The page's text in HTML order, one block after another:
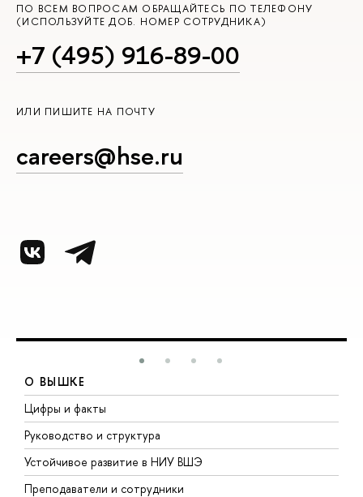
ПО ВСЕМ ВОПРОСАМ ОБРАЩАЙТЕСЬ ПО ТЕЛЕФОНУ
(ИСПОЛЬЗУЙТЕ ДОБ. НОМЕР СОТРУДНИКА)
+7 (495) 916-89-00
ИЛИ ПИШИТЕ НА ПОЧТУ
careers@hse.ru
О ВЫШКЕ
Цифры и факты
Руководство и структура
Устойчивое развитие в НИУ ВШЭ
Преподаватели и сотрудники